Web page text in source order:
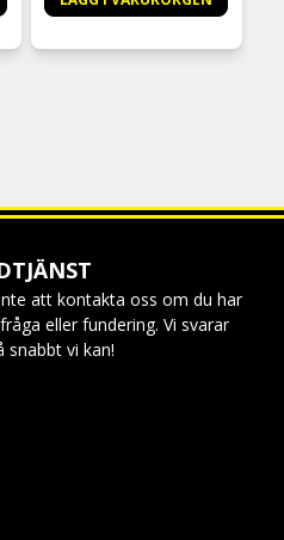
att kontakta oss om du har
eller fundering. Vi svarar
snabbt vi kan!